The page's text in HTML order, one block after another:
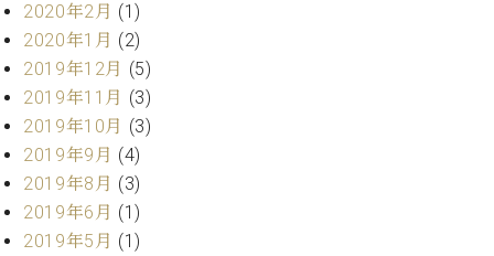
合
わ
せ
ア
ー
テ
ィ
ス
2020年2月 (1)
2020年1月 (2)
2019年12月 (5)
2019年11月 (3)
2019年10月 (3)
2019年9月 (4)
2019年8月 (3)
2019年6月 (1)
2019年5月 (1)